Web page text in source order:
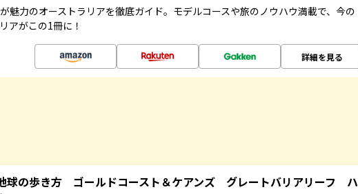
魅力のオーストラリアを徹底ガイド。モデルコースや旅のノウハウ満載で、今の
アがこの1冊に！
詳細を見る
球の歩き方 ゴールドコースト＆ケアンズ グレートバリアリーフ ハ